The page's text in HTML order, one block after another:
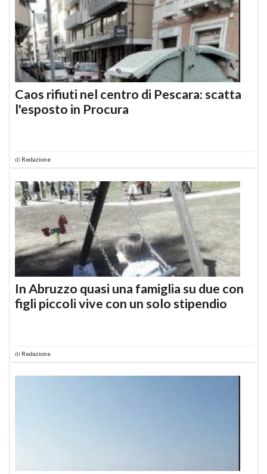
Caos rifiuti nel centro di Pescara: scatta
l'esposto in Procura
di Redazione
In Abruzzo quasi una famiglia su due con
figli piccoli vive con un solo stipendio
di Redazione